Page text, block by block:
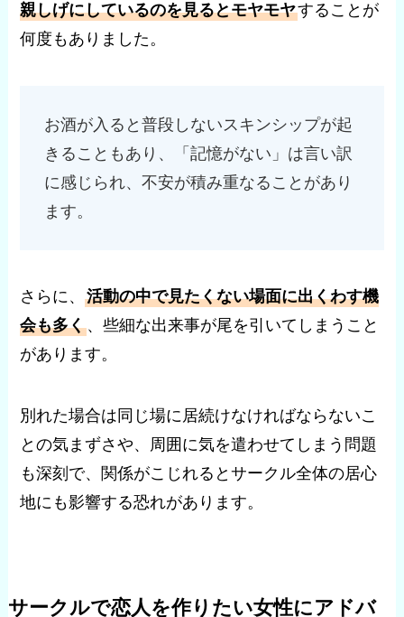
親しげにしているのを見るとモヤモヤすることが
何度もありました。
お酒が入ると普段しないスキンシップが起
きることもあり、「記憶がない」は言い訳
に感じられ、不安が積み重なることがあり
ます。
さらに、活動の中で見たくない場面に出くわす機
会も多く、些細な出来事が尾を引いてしまうこと
があります。
別れた場合は同じ場に居続けなければならないこ
との気まずさや、周囲に気を遣わせてしまう問題
も深刻で、関係がこじれるとサークル全体の居心
地にも影響する恐れがあります。
サークルで恋人を作りたい女性にアドバ